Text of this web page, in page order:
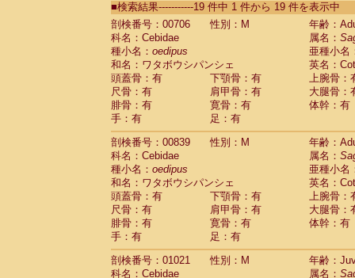
CebidaeSaguinus labiatus(0)
Cebidae Saguinus leucopus (4)
Cebidae
Cebidae
CebidaeSaguinus nigricollis (12)
Cebidae Saguinus oedipus
Cebidae Saguinus weddelli
Cebidae Saguinusspp.
Cebidae Aotus trivirgatus
Cebidae Cebus albifrons
Cebidae
Cebidae
CebidaeCebus nigrivittatus
Cebidae Cebusspp.(0)
Cebidae Saimiri boliviensis
Cebidae Saimiri sciureus
Atelidae Alouatta caraya
AtelidaeAlouatta fusca
AtelidaeAlouatta seniculus
■検索結果-----------19 件中 1 件から 19 件を表示中
剖検番号：00706
性別：M
年齢：
科名：Cebidae
属名：
種小名： oedipus
亜種小名
和名：ワタボウシパンシェ
英名：
頭蓋骨：有
下顎骨：有
上腕骨：
尺骨：有
肩甲骨：有
大腿骨：
腓骨：有
寛骨：有
体幹：有
手：有
足：有
剖検番号：00839
性別：M
年齢：
科名：Cebidae
属名：
種小名： oedipus
亜種小名
和名：ワタボウシパンシェ
英名：
頭蓋骨：有
下顎骨：有
上腕骨：
尺骨：有
肩甲骨：有
大腿骨：
腓骨：有
寛骨：有
体幹：有
手：有
足：有
剖検番号：01021
性別：M
年齢：
科名：Cebidae
属名：